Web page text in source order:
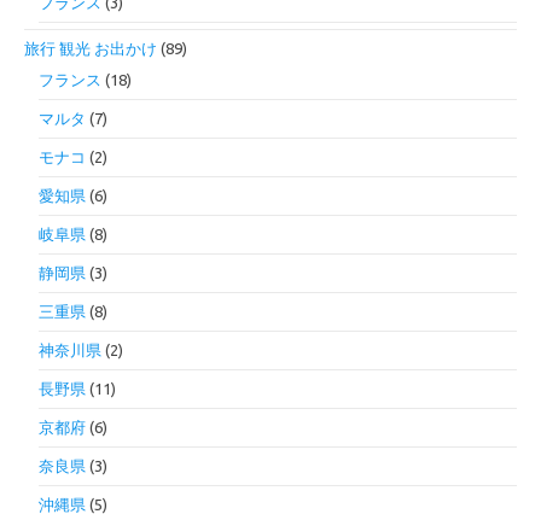
旅行 観光 お出かけ (89)
フランス (18)
マルタ (7)
モナコ (2)
愛知県 (6)
岐阜県 (8)
静岡県 (3)
三重県 (8)
神奈川県 (2)
長野県 (11)
京都府 (6)
奈良県 (3)
沖縄県 (5)